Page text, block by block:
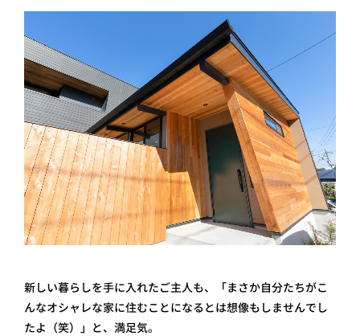
新しい暮らしを手に入れたご主人も、「まさか自分たちがこ
んなオシャレな家に住むことになるとは想像もしませんでし
たよ（笑）」と、満足気。